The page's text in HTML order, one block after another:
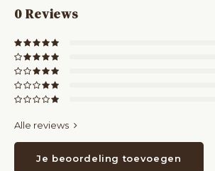
0Reviews
Alle reviews
Je beoordeling toevoegen